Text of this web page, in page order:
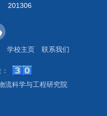
201306
学校主页 联系我们
：
流科学与工程研究院